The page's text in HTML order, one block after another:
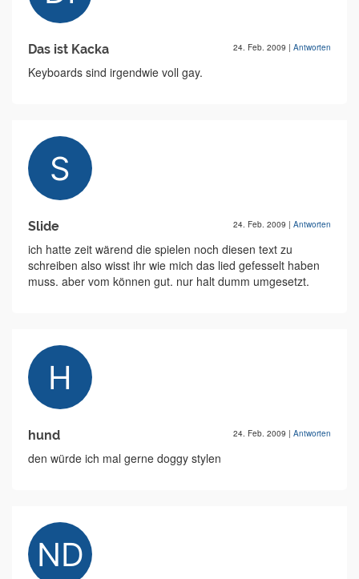
Das ist Kacka 24. Feb. 2009 | Antworten
Keyboards sind irgendwie voll gay.
Slide 24. Feb. 2009 | Antworten
ich hatte zeit wärend die spielen noch diesen text zu
schreiben also wisst ihr wie mich das lied gefesselt haben
muss. aber vom können gut. nur halt dumm umgesetzt.
hund 24. Feb. 2009 | Antworten
den würde ich mal gerne doggy stylen